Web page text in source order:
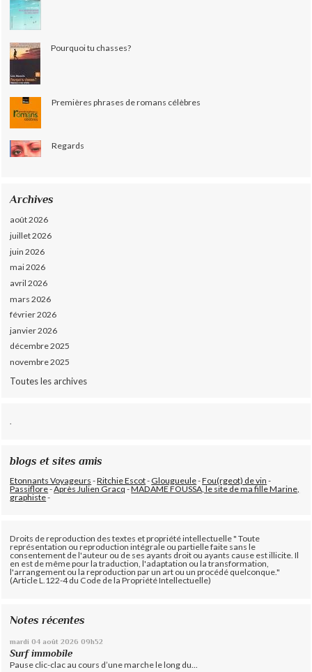
Pourquoi tu chasses?
Premières phrases de romans célèbres
Regards
Archives
août 2026
juillet 2026
juin 2026
mai 2026
avril 2026
mars 2026
février 2026
janvier 2026
décembre 2025
novembre 2025
Toutes les archives
blogs et sites amis
Etonnants Voyageurs -Ritchie Escot-Glougueule-Fou(rgeot) de vin -
Passiflore-Après Julien Gracq-MADAME FOUSSA, le site de ma fille Marine,
graphiste-
Droits de reproduction des textes et propriété intellectuelle " Toute
représentation ou reproduction intégrale ou partielle faite sans le
consentement de l'auteur ou de ses ayants droit ou ayants cause est illicite. Il
en est de même pour la traduction, l'adaptation ou la transformation,
l'arrangement ou la reproduction par un art ou un procédé quelconque."
(Article L.122-4 du Code de la Propriété Intellectuelle)
Notes récentes
mardi 04 août 2026 09h52
Surf immobile
Pause clic-clac au cours d’une marche le long du...